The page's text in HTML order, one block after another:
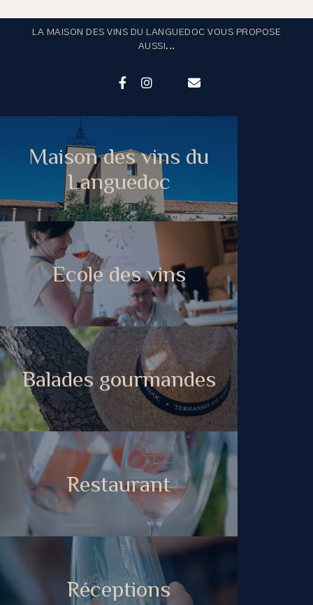
LA MAISON DES VINS DU LANGUEDOC VOUS PROPOSE
AUSSI...
Maison des vins du
Languedoc
Ecole des vins
Balades gourmandes
Restaurant
Réceptions